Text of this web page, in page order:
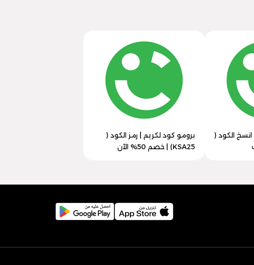
كود كريم خصم 50 | انسخ الكود (
برومو كود لكريم | رمز الكود (
KSA25) | خصم 50% الآن